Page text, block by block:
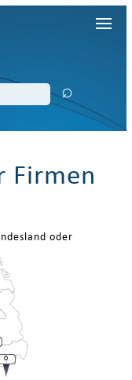
Firmen
oder
0